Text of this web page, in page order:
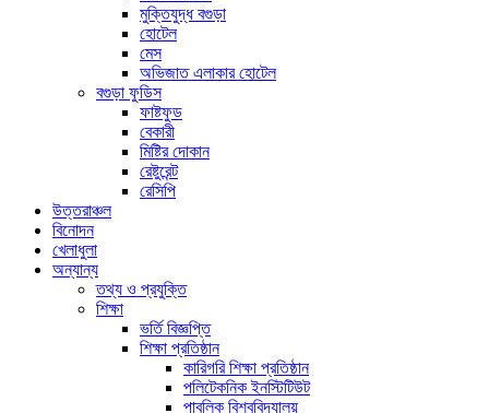
মুক্তিযুদ্ধ বগুড়া
হোটেল
মেস
অভিজাত এলাকার হোটেল
বগুড়া ফুডিস
ফাষ্টফুড
বেকারী
মিষ্টির দোকান
রেষ্টুরেন্ট
রেসিপি
উত্তরাঞ্চল
বিনোদন
খেলাধুলা
অন্যান্য
তথ্য ও প্রযুক্তি
শিক্ষা
ভর্তি বিজ্ঞপ্তি
শিক্ষা প্রতিষ্ঠান
কারিগরি শিক্ষা প্রতিষ্ঠান
পলিটেকনিক ইনস্টিটিউট
পাবলিক বিশ্ববিদ্যালয়